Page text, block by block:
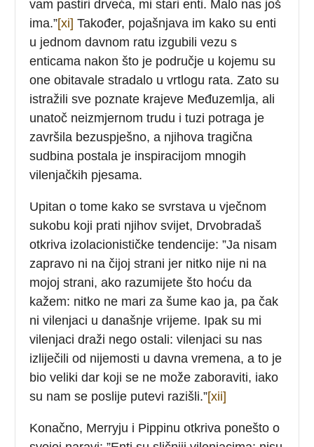
vam pastiri drveća, mi stari enti. Malo nas još
ima.”[xi] Također, pojašnjava im kako su enti
u jednom davnom ratu izgubili vezu s
enticama nakon što je područje u kojemu su
one obitavale stradalo u vrtlogu rata. Zato su
istražili sve poznate krajeve Međuzemlja, ali
unatoč neizmjernom trudu i tuzi potraga je
završila bezuspješno, a njihova tragična
sudbina postala je inspiracijom mnogih
vilenjačkih pjesama.
Upitan o tome kako se svrstava u vječnom
sukobu koji prati njihov svijet, Drvobradaš
otkriva izolacionističke tendencije: ”Ja nisam
zapravo ni na čijoj strani jer nitko nije ni na
mojoj strani, ako razumijete što hoću da
kažem: nitko ne mari za šume kao ja, pa čak
ni vilenjaci u današnje vrijeme. Ipak su mi
vilenjaci draži nego ostali: vilenjaci su nas
izliječili od nijemosti u davna vremena, a to je
bio veliki dar koji se ne može zaboraviti, iako
su nam se poslije putevi razišli.”[xii]
Konačno, Merryju i Pippinu otkriva ponešto o